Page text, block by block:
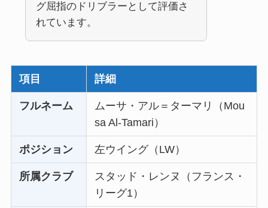
グ屈指のドリブラーとして評価さ
れています。
項目 詳細
フルネーム
ムーサ・アル＝ターマリ（Mou
sa Al-Tamari）
ポジション 左ウイング（LW）
所属クラブ
スタッド・レンヌ（フランス・
リーグ1）